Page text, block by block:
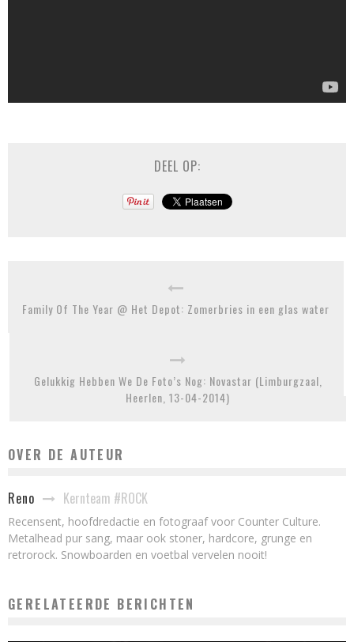
DEEL OP:
Family Of The Year @ Het Depot: Zomerbries in een glas water
Gelukkig Hebben We De Foto’s Nog: Novastar (Limburgzaal,
Heerlen, 13-04-2014)
OVER DE AUTEUR
Reno Kernteam #ROCK
Recensent, hoofdredactie en fotograaf voor Counter Culture.
Metalhead pur sang, maar ook stoner, hardcore, grunge en
retrorock. Snowboarden en voetbal vervelen nooit!
GERELATEERDE BERICHTEN